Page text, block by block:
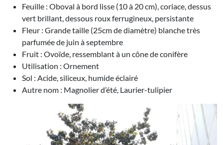
Feuille : Oboval à bord lisse (10 à 20 cm), coriace, dessus
vert brillant, dessous roux ferrugineux, persistante
Fleur : Grande taille (25cm de diamètre) blanche très
parfumée de juin à septembre
Fruit : Ovoïde, ressemblant à un cône de conifère
Utilisation : Ornement
Sol : Acide, siliceux, humide éclairé
Autre nom : Magnolier d’été, Laurier-tulipier